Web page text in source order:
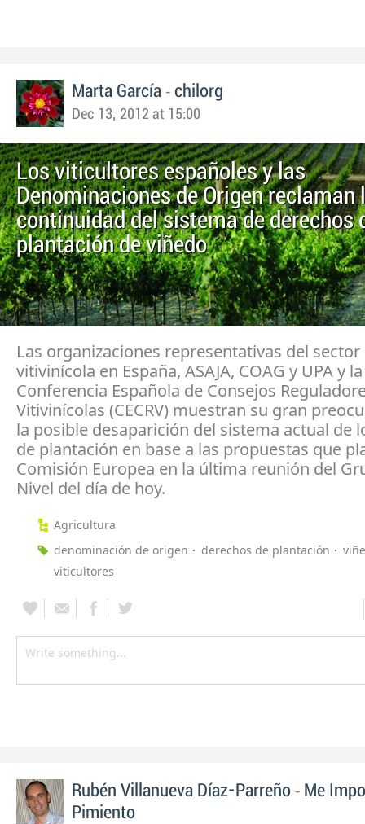
Marta García - chilorg
Dec 13, 2012 at 15:00
Los viticultores españoles y las
Denominaciones de Origen reclaman
continuidad del sistema de derechos
plantación de viñedo
Las organizaciones representativas del
vitivinícola en España, ASAJA, COAG y UPA y la
Conferencia Española de Consejos
Vitivinícolas (CECRV) muestran su gran
la posible desaparición del sistema actual de
de plantación en base a las propuestas que
Comisión Europea en la última reunión del
Nivel del día de hoy.
Agricultura
denominación de origen
derechos de plantación
viticultores
Rubén Villanueva Díaz-Parreño - Me
Pimiento